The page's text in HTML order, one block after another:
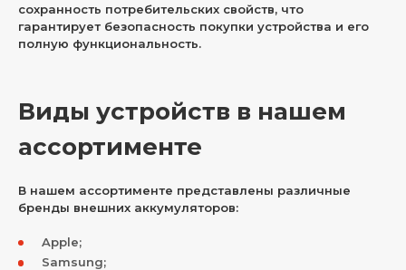
сохранность потребительских свойств, что
гарантирует безопасность покупки устройства и его
полную функциональность.
Виды устройств в нашем
ассортименте
В нашем ассортименте представлены различные
бренды внешних аккумуляторов:
Apple;
Samsung;